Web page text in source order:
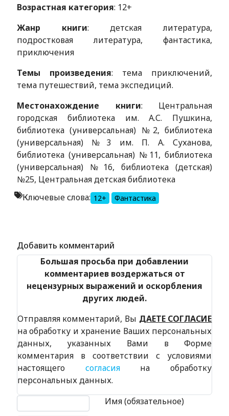
Возрастная категория: 12+
Жанр книги: детская литература,
подростковая литература, фантастика,
приключения
Темы произведения: тема приключений,
тема путешествий, тема экспедиций.
Местонахождение книги: Центральная
городская библиотека им. А.С. Пушкина,
библиотека (универсальная) №2, библиотека
(универсальная) №3 им. П. А. Суханова,
библиотека (универсальная) №11, библиотека
(универсальная) №16, библиотека (детская)
№25, Центральная детская библиотека
Ключевые слова: 12+ Фантастика
Добавить комментарий
Большая просьба при добавлении
комментариев воздержаться от
нецензурных выражений и оскорбления
других людей.
Отправляя комментарий, Вы ДАЕТЕ СОГЛАСИЕ
на обработку и хранение Ваших персональных
данных, указанных Вами в Форме
комментария в соответствии с условиями
настоящего согласияна обработку
персональных данных.
Имя (обязательное)
Текст комментария